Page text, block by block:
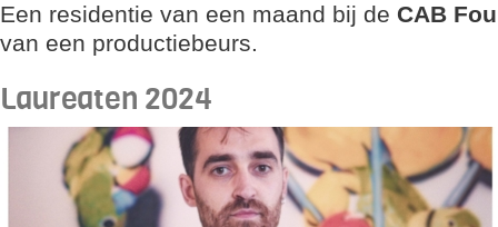
Een residentie van een maand bij de CAB
van een productiebeurs.
Laureaten 2024